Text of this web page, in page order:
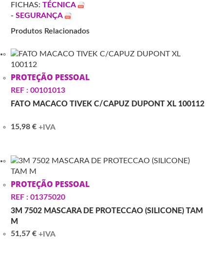
FICHAS:TÉCNICA
-SEGURANÇA
Produtos Relacionados
PROTEÇÃO PESSOAL
REF : 00101013
FATO MACACO TIVEK C/CAPUZ DUPONT XL 100112
15,98€ +IVA
PROTEÇÃO PESSOAL
REF : 01375020
3M 7502 MASCARA DE PROTECCAO (SILICONE) TAM
M
51,57€ +IVA